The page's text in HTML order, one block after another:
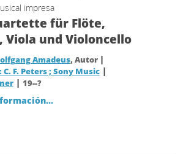
impresa
für Flöte,
Viola und Violoncello
Amadeus, Autor |
F. Peters ; Sony Music|
| 19--?